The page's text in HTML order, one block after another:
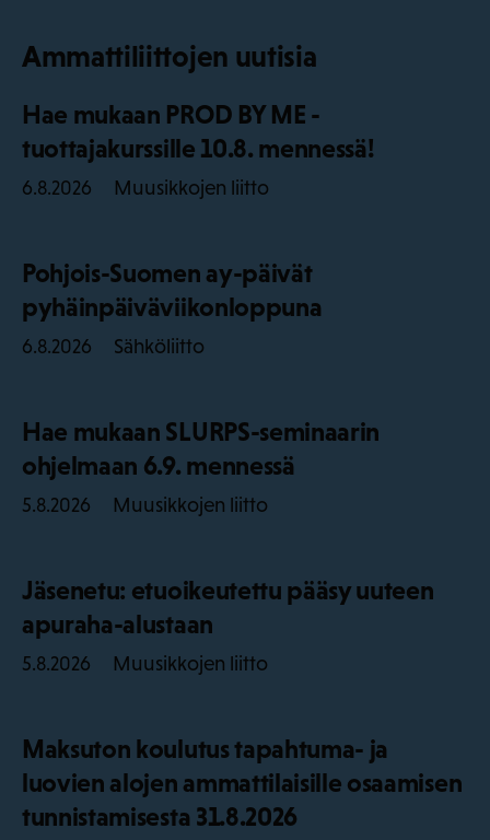
Ammattiliittojen uutisia
Hae mukaan PROD BY ME -
tuottajakurssille 10.8. mennessä!
6.8.2026 Muusikkojen liitto
Pohjois-Suomen ay-päivät
pyhäinpäiväviikonloppuna
6.8.2026 Sähköliitto
Hae mukaan SLURPS-seminaarin
ohjelmaan 6.9. mennessä
5.8.2026 Muusikkojen liitto
Jäsenetu: etuoikeutettu pääsy uuteen
apuraha-alustaan
5.8.2026 Muusikkojen liitto
Maksuton koulutus tapahtuma- ja
luovien alojen ammattilaisille osaamisen
tunnistamisesta 31.8.2026